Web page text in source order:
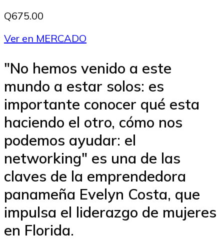
Q675.00
Ver en MERCADO
"No hemos venido a este
mundo a estar solos: es
importante conocer qué esta
haciendo el otro, cómo nos
podemos ayudar: el
networking" es una de las
claves de la emprendedora
panameña Evelyn Costa, que
impulsa el liderazgo de mujeres
en Florida.